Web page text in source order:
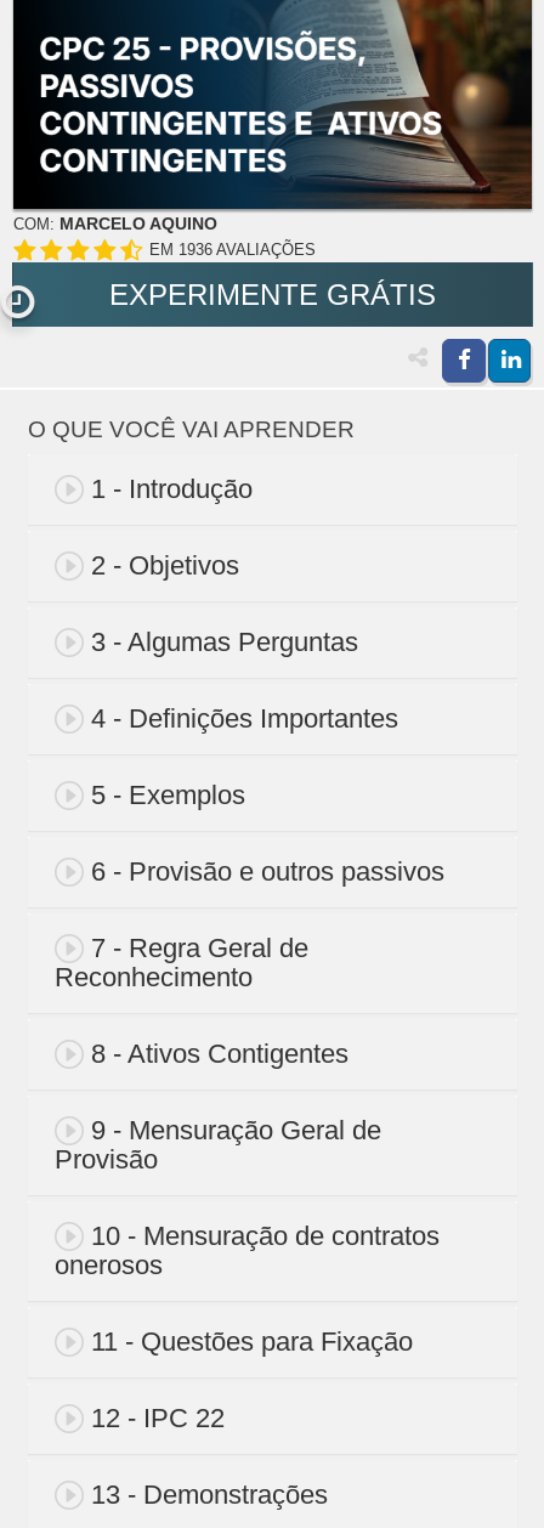
COM: MARCELO AQUINO
EM 1936 AVALIAÇÕES
EXPERIMENTE GRÁTIS
O QUE VOCÊ VAI APRENDER
1 - Introdução
2 - Objetivos
3 - Algumas Perguntas
4 - Definições Importantes
5 - Exemplos
6 - Provisão e outros passivos
7 - Regra Geral de
Reconhecimento
8 - Ativos Contigentes
9 - Mensuração Geral de
Provisão
10 - Mensuração de contratos
onerosos
11 - Questões para Fixação
12 - IPC 22
13 - Demonstrações